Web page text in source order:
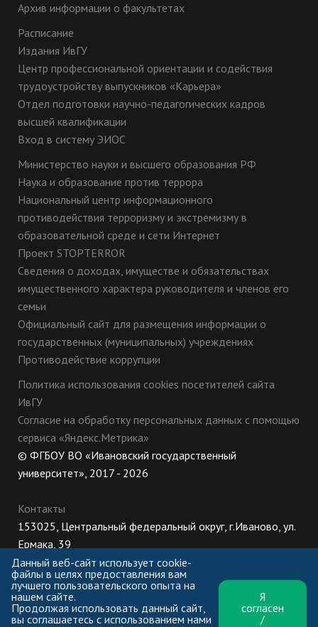
Архив информации о факультетах
Расписание
Издания ИвГУ
Центр профессиональной ориентации и содействия
трудоустройству выпускников «Карьера»
Отдел подготовки научно-педагогических кадров
высшей квалификации
Вход в систему ЭИОС
Министерство науки и высшего образования РФ
Наука и образование против террора
Национальный центр информационного
противодействия терроризму и экстремизму в
образовательной среде и сети Интернет
Проект STOPTERROR
Сведения о доходах, имуществе и обязательствах
имущественного характера руководителя и членов его
семьи
Официальный сайт для размещения информации о
государственных (муниципальных) учреждениях
Противодействие коррупции
Политика использования cookies посетителей сайта
ИвГУ
Согласие на обработку персональных данных с помощью
сервиса «Яндекс.Метрика»
© ФГБОУ ВО «Ивановский государственный
университет», 2017 - 2026
Контакты
153025, Центральный федеральный округ, г.Иваново, ул.
Ермака, 39
8 (800) 222-56-86 (Приемная комиссия), +7 (4932) 32-62-
10 (Ректорат)
ПН-ЧТ: 8:30-17:00;
ПТ: 8:30-16:00;
Данный веб-сайт использует cookie-
файлы в целях предоставления вам
лучшего пользовательского опыта на
нашем сайте.
Продолжая использовать данный сайт,
вы соглашаетесь с использованием нами
Я
согласен
/